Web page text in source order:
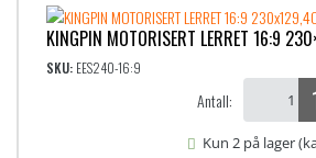
KINGPIN MOTORISERT LERRET 16:9
SKU: EES240-16:9
Antall:
Kun 2 på lager